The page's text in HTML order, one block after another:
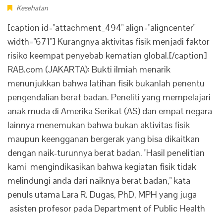
Kesehatan
[caption id="attachment_494" align="aligncenter"
width="671"] Kurangnya aktivitas fisik menjadi faktor
risiko keempat penyebab kematian global.[/caption]
RAB.com (JAKARTA): Bukti ilmiah menarik
menunjukkan bahwa latihan fisik bukanlah penentu
pengendalian berat badan. Peneliti yang mempelajari
anak muda di Amerika Serikat (AS) dan empat negara
lainnya menemukan bahwa bukan aktivitas fisik
maupun keengganan bergerak yang bisa dikaitkan
dengan naik-turunnya berat badan. "Hasil penelitian
kami mengindikasikan bahwa kegiatan fisik tidak
melindungi anda dari naiknya berat badan," kata
penuls utama Lara R. Dugas, PhD, MPH yang juga
asisten profesor pada Department of Public Health